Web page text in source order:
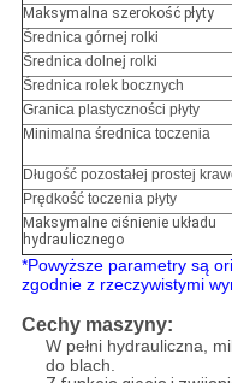
Maksymalna szerokość płyty
Średnica górnej rolki
Średnica dolnej rolki
Średnica rolek bocznych
Granica plastyczności płyty
Minimalna średnica toczenia
Długość pozostałej prostej
Prędkość toczenia płyty
Maksymalne ciśnienie układu
hydraulicznego
*Powyższe parametry są
zgodnie z rzeczywistymi
Cechy maszyny:
W pełni hydrauliczna,
do blach.